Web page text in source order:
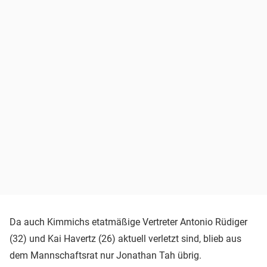
Da auch Kimmichs etatmäßige Vertreter Antonio Rüdiger
(32) und Kai Havertz (26) aktuell verletzt sind, blieb aus
dem Mannschaftsrat nur Jonathan Tah übrig.